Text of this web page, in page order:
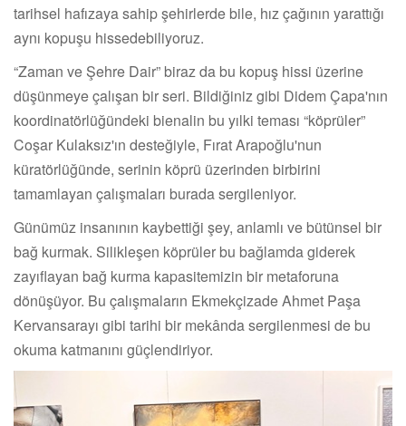
tarihsel hafızaya sahip şehirlerde bile, hız çağının yarattığı
aynı kopuşu hissedebiliyoruz.
“Zaman ve Şehre Dair” biraz da bu kopuş hissi üzerine
düşünmeye çalışan bir seri. Bildiğiniz gibi Didem Çapa'nın
koordinatörlüğündeki bienalin bu yılki teması “köprüler”
Coşar Kulaksız'ın desteğiyle, Fırat Arapoğlu'nun
küratörlüğünde, serinin köprü üzerinden birbirini
tamamlayan çalışmaları burada sergileniyor.
Günümüz insanının kaybettiği şey, anlamlı ve bütünsel bir
bağ kurmak. Silikleşen köprüler bu bağlamda giderek
zayıflayan bağ kurma kapasitemizin bir metaforuna
dönüşüyor. Bu çalışmaların Ekmekçizade Ahmet Paşa
Kervansarayı gibi tarihi bir mekânda sergilenmesi de bu
okuma katmanını güçlendiriyor.